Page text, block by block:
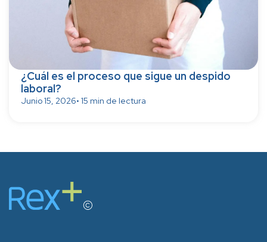
¿Cuál es el proceso que sigue un despido
laboral?
Junio 15, 2026• 15 min de lectura